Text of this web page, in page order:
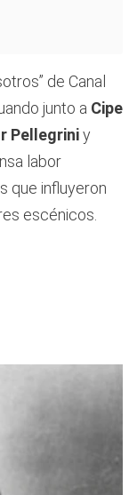
de Canal
junto a Cipe
Pellegriniy
labor
que influyeron
escénicos.